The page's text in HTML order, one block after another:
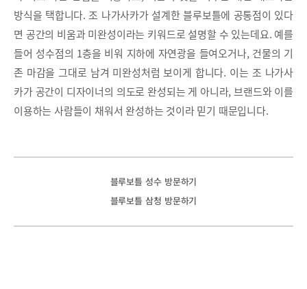
방식을 택합니다. 조 나가사카가 설계한 블루보틀에 공통점이 있다
면 공간의 비움과 미완성이라는 키워드로 설명할 수 있는데요. 예를
들어 성수점의 1층을 비워 지하에 자연광을 들여오거나, 건물의 기
존 마감을 그대로 남겨 미완성처럼 보이게 합니다. 이는 조 나가사
카가 공간이 디자이너의 의도로 완성되는 게 아니라, 브랜드와 이를
이용하는 사람들이 채워서 완성하는 것이라 믿기 때문입니다.
블루보틀 성수 방문하기
블루보틀 삼청 방문하기